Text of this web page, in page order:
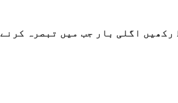
اگلی بار جب میں تبصرہ کرنے